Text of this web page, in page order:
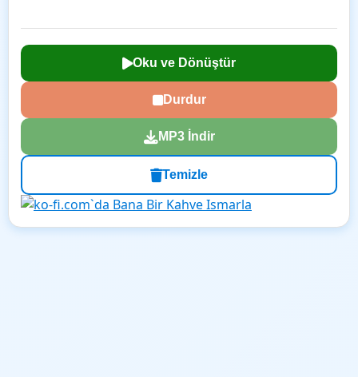
Oku ve Dönüştür
Durdur
MP3 İndir
Temizle